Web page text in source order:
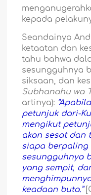
kepada
Seandainya
ketaatan dan
tahu bahwa
sesungguhnya
siksaan, dan
Subhanahu wa
artinya):
petunjuk dari-
mengikut
akan sesat dan
siapa berpaling
sesungguhnya
yang sempit,
keadaan buta.”